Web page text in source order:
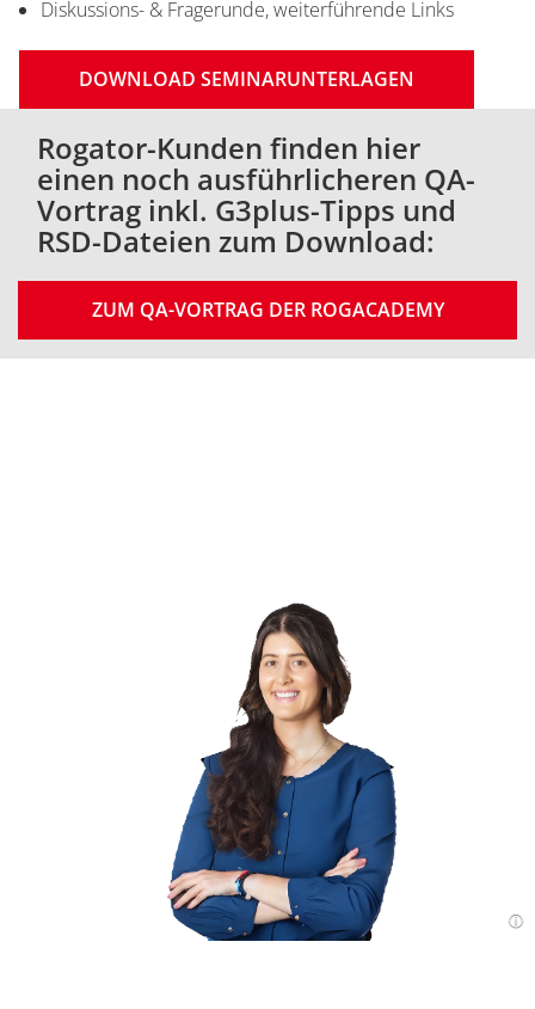
Diskussions- & Fragerunde, weiterführende Links
DOWNLOAD SEMINARUNTERLAGEN
Rogator-Kunden finden hier
einen noch ausführlicheren QA-
Vortrag inkl. G3plus-Tipps und
RSD-Dateien zum Download:
ZUM QA-VORTRAG DER ROGACADEMY